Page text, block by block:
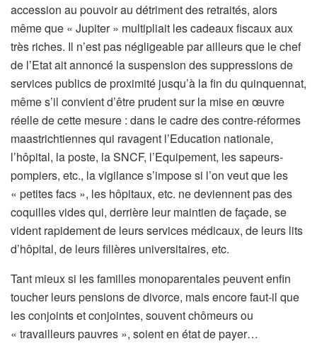
accession au pouvoir au détriment des retraités, alors
même que « Jupiter » multipliait les cadeaux fiscaux aux
très riches. Il n’est pas négligeable par ailleurs que le chef
de l’Etat ait annoncé la suspension des suppressions de
services publics de proximité jusqu’à la fin du quinquennat,
même s’il convient d’être prudent sur la mise en œuvre
réelle de cette mesure : dans le cadre des contre-réformes
maastrichtiennes qui ravagent l’Education nationale,
l’hôpital, la poste, la SNCF, l’Equipement, les sapeurs-
pompiers, etc., la vigilance s’impose si l’on veut que les
« petites facs », les hôpitaux, etc. ne deviennent pas des
coquilles vides qui, derrière leur maintien de façade, se
vident rapidement de leurs services médicaux, de leurs lits
d’hôpital, de leurs filières universitaires, etc.
Tant mieux si les familles monoparentales peuvent enfin
toucher leurs pensions de divorce, mais encore faut-il que
les conjoints et conjointes, souvent chômeurs ou
« travailleurs pauvres », soient en état de payer…